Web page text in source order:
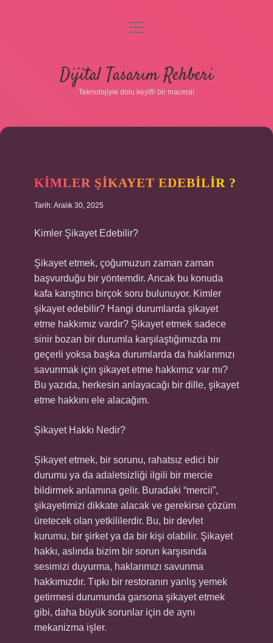
Gizlilik Politikası
Hakkımızda
menüyü
Dijital Tasarım Rehberi
Teknolojiyle dolu keyifli bir macera!
KIMLER ŞIKAYET EDEBILIR ?
Tarih: Aralık 30, 2025
Kimler Şikayet Edebilir?
Şikayet etmek, çoğumuzun zaman zaman
başvurduğu bir yöntemdir. Ancak bu konuda
kafa karıştırıcı birçok soru bulunuyor. Kimler
şikayet edebilir? Hangi durumlarda şikayet
etme hakkımız vardır? Şikayet etmek sadece
sinir bozan bir durumla karşılaştığımızda mı
geçerli yoksa başka durumlarda da haklarımızı
savunmak için şikayet etme hakkımız var mı?
Bu yazıda, herkesin anlayacağı bir dille, şikayet
etme hakkını ele alacağım.
Şikayet Hakkı Nedir?
Şikayet etmek, bir sorunu, rahatsız edici bir
durumu ya da adaletsizliği ilgili bir mercie
bildirmek anlamına gelir. Buradaki “mercii”,
şikayetimizi dikkate alacak ve gerekirse çözüm
üretecek olan yetkililerdir. Bu, bir devlet
kurumu, bir şirket ya da bir kişi olabilir. Şikayet
hakkı, aslında bizim bir sorun karşısında
sesimizi duyurma, haklarımızı savunma
hakkımızdır. Tıpkı bir restoranın yanlış yemek
getirmesi durumunda garsona şikayet etmek
gibi, daha büyük sorunlar için de aynı
mekanizma işler.